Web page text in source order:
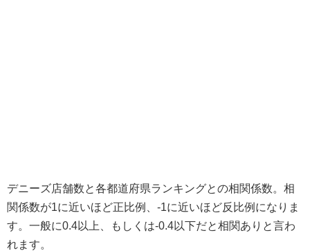
デニーズ店舗数と各都道府県ランキングとの相関係数。相
関係数が1に近いほど正比例、-1に近いほど反比例になりま
す。一般に0.4以上、もしくは-0.4以下だと相関ありと言わ
れます。